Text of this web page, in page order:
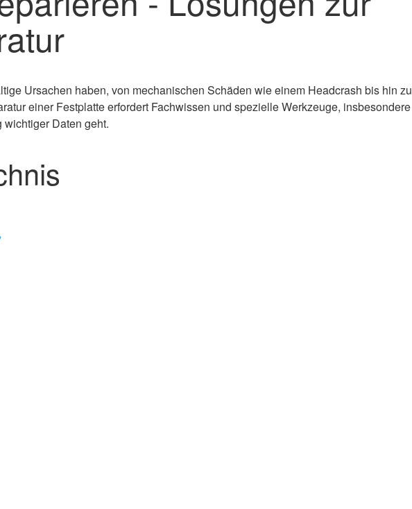
Ursachen haben, von mechanischen Schäden wie einem Headcrash bis hin zu
einer Festplatte erfordert Fachwissen und spezielle Werkzeuge, insbesondere
Daten geht.